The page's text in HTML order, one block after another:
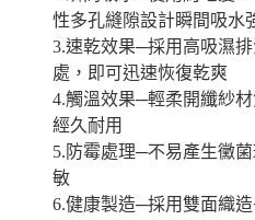
性多孔縫隙設計瞬間吸水
3.速乾效果─採用高吸濕
處，即可迅速恢復乾爽
4.觸溫效果─輕柔開纖紗
經久耐用
5.防霉處理─不易產生黴
敏
6.健康製造─採用雙面織